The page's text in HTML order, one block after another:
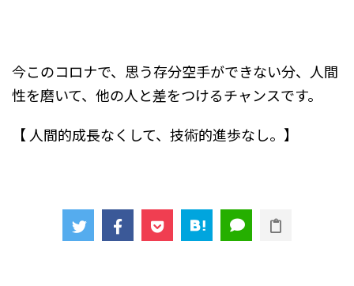
今このコロナで、思う存分空手ができない分、人間
性を磨いて、他の人と差をつけるチャンスです。
【 人間的成長なくして、技術的進歩なし。】